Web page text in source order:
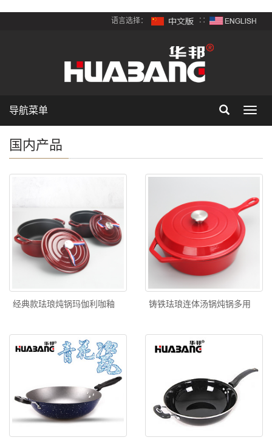
语言选择： ∷
导航菜单
国内产品
经典款珐琅炖锅玛伽利咖釉 铸铁珐琅连体汤锅炖锅多用